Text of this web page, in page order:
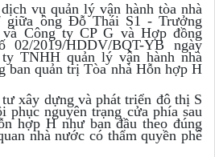
vụ quản lý vận hành tòa nhà
giữa ông Đỗ Thái S1 - Trưởng
Công ty CP G và Hợp đồng
2019/HDDV/BQT-YB ngày
TNHH quản lý vận hành nhà
ban quản trị Tòa nhà Hỗn hợp H
xây dựng và phát triển đô thị S
phục nguyên trạng cửa phía sau
hợp H như ban đầu theo đúng
nhà nước có thẩm quyền phê